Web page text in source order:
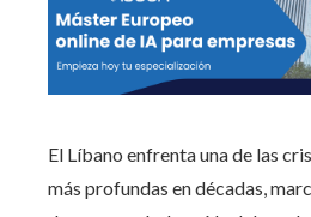
El Líbano enfrenta una de las
más profundas en décadas,